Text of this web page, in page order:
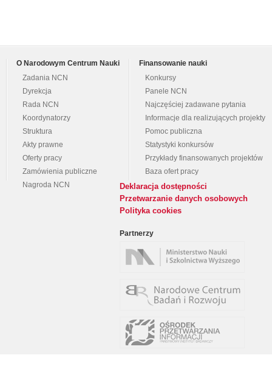
O Narodowym Centrum Nauki
Zadania NCN
Dyrekcja
Rada NCN
Koordynatorzy
Struktura
Akty prawne
Oferty pracy
Zamówienia publiczne
Nagroda NCN
Finansowanie nauki
Konkursy
Panele NCN
Najczęściej zadawane pytania
Informacje dla realizujących projekty
Pomoc publiczna
Statystyki konkursów
Przykłady finansowanych projektów
Baza ofert pracy
Deklaracja dostępności
Przetwarzanie danych osobowych
Polityka cookies
Partnerzy